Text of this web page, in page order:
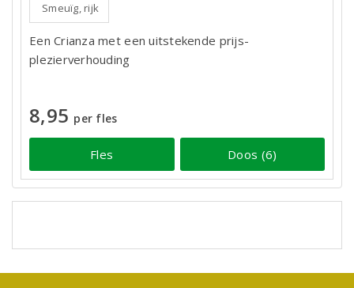
Smeuïg, rijk
Een Crianza met een uitstekende prijs-
plezierverhouding
8,95 per fles
Fles Doos (6)